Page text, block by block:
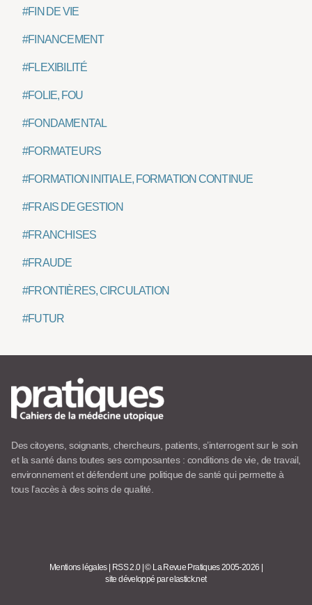
#FIN DE VIE
#FINANCEMENT
#FLEXIBILITÉ
#FOLIE, FOU
#FONDAMENTAL
#FORMATEURS
#FORMATION INITIALE, FORMATION CONTINUE
#FRAIS DE GESTION
#FRANCHISES
#FRAUDE
#FRONTIÈRES, CIRCULATION
#FUTUR
Des citoyens, soignants, chercheurs, patients, s’interrogent sur le soin
et la santé dans toutes ses composantes : conditions de vie, de travail,
environnement et défendent une politique de santé qui permette à
tous l’accès à des soins de qualité.
Mentions légales RSS 2.0 |© La Revue Pratiques 2005-2026
site développé par elastick.net